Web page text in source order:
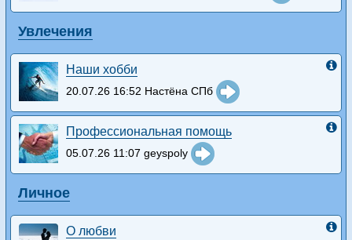
Увлечения
Наши хобби
20.07.26 16:52 Настёна СПб
Профессиональная помощь
05.07.26 11:07 geyspoly
Личное
О любви